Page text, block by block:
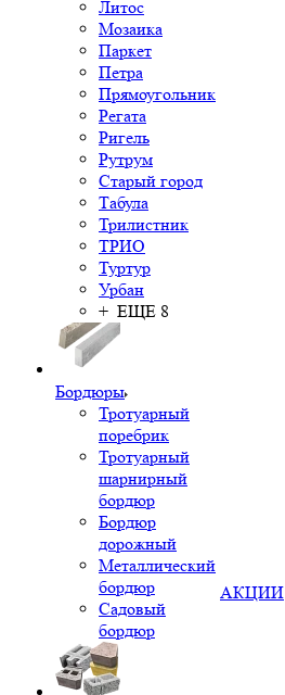
Литос
Мозаика
Паркет
Петра
Прямоугольник
Регата
Ригель
Рутрум
Старый город
Табула
Трилистник
ТРИО
Туртур
Урбан
+ ЕЩЕ 8
Бордюры
Тротуарный
поребрик
Тротуарный
шарнирный
бордюр
Бордюр
дорожный
Металлический
бордюр
Садовый
бордюр
АКЦИИ